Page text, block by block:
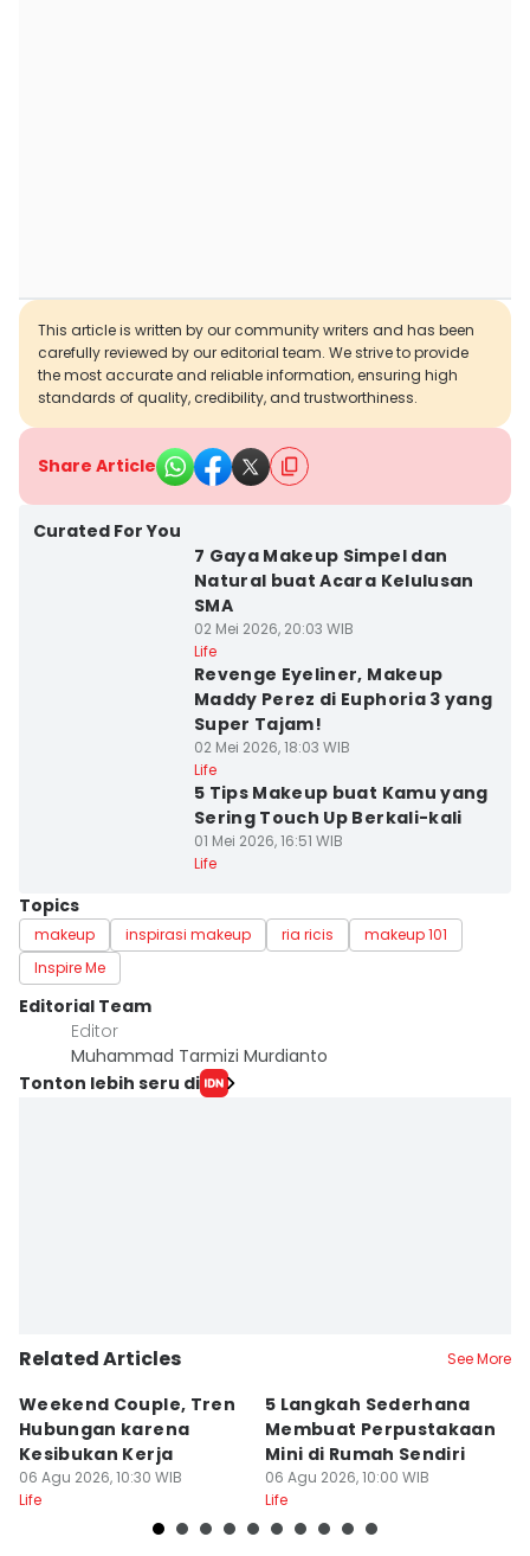
This article is written by our community writers and has been
carefully reviewed by our editorial team. We strive to provide
the most accurate and reliable information, ensuring high
standards of quality, credibility, and trustworthiness.
Share Article
Curated For You
7 Gaya Makeup Simpel dan
Natural buat Acara Kelulusan
SMA
02 Mei 2026, 20:03 WIB
Life
Revenge Eyeliner, Makeup
Maddy Perez di Euphoria 3 yang
Super Tajam!
02 Mei 2026, 18:03 WIB
Life
5 Tips Makeup buat Kamu yang
Sering Touch Up Berkali-kali
01 Mei 2026, 16:51 WIB
Life
Topics
makeup inspirasi makeup ria ricis
makeup 101
Inspire Me
Editorial Team
Editor
Muhammad Tarmizi Murdianto
Tonton lebih seru di
Related Articles See More
Weekend Couple, Tren
Hubungan karena
Kesibukan Kerja
06 Agu 2026, 10:30 WIB
Life
5 Langkah Sederhana
Membuat Perpustakaan
Mini di Rumah Sendiri
06 Agu 2026, 10:00 WIB
Life